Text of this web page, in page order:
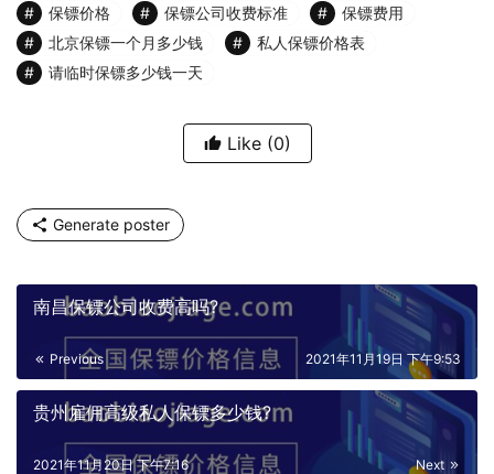
保镖价格 保镖公司收费标准
保镖费用
北京保镖一个月多少钱
私人保镖价格表
请临时保镖多少钱一天
Like (0)
Generate poster
南昌保镖公司收费高吗?
Previous 2021年11月19日 下午9:53
贵州雇佣高级私人保镖多少钱?
Next
2021年11月20日 下午7:16